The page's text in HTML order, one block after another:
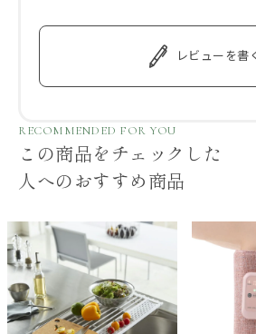
レビューを書
RECOMMENDED FOR YOU
この商品をチェックした
人へのおすすめ商品